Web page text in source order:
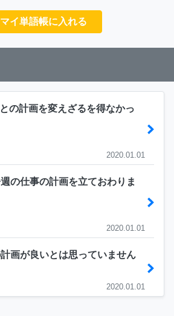
イ単語帳に入れる
の計画を変えざるを得なかっ
2020.01.01
の仕事の計画を立ておわりま
2020.01.01
画が良いとは思っていません
2020.01.01